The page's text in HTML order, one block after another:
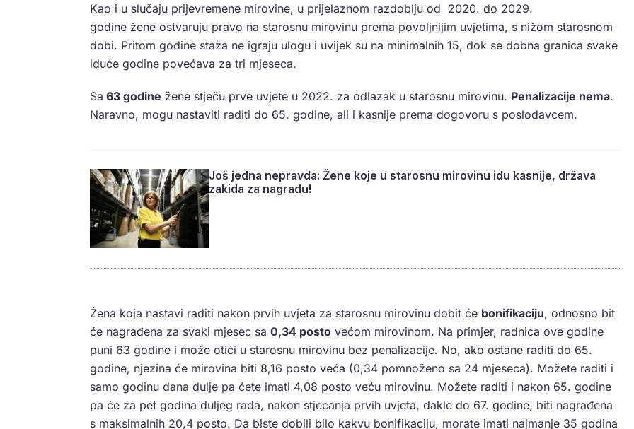
Kao i u slučaju prijevremene mirovine, u prijelaznom razdoblju od 2020. do 2029.
godine žene ostvaruju pravo na starosnu mirovinu prema povoljnijim uvjetima, s nižom starosnom
dobi. Pritom godine staža ne igraju ulogu i uvijek su na minimalnih 15, dok se dobna granica svake
iduće godine povećava za tri mjeseca.
Sa 63 godine žene stječu prve uvjete u 2022. za odlazak u starosnu mirovinu. Penalizacije nema.
Naravno, mogu nastaviti raditi do 65. godine, ali i kasnije prema dogovoru s poslodavcem.
Još jedna nepravda: Žene koje u starosnu mirovinu idu kasnije, država
zakida za nagradu!
Žena koja nastavi raditi nakon prvih uvjeta za starosnu mirovinu dobit će bonifikaciju, odnosno bit
će nagrađena za svaki mjesec sa 0,34 posto većom mirovinom. Na primjer, radnica ove godine
puni 63 godine i može otići u starosnu mirovinu bez penalizacije. No, ako ostane raditi do 65.
godine, njezina će mirovina biti 8,16 posto veća (0,34 pomnoženo sa 24 mjeseca). Možete raditi i
samo godinu dana dulje pa ćete imati 4,08 posto veću mirovinu. Možete raditi i nakon 65. godine
pa će za pet godina duljeg rada, nakon stjecanja prvih uvjeta, dakle do 67. godine, biti nagrađena
s maksimalnih 20,4 posto. Da biste dobili bilo kakvu bonifikaciju, morate imati najmanje 35 godina